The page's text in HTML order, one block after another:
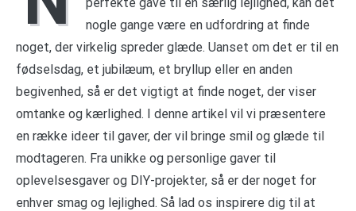
nogle gange være en udfordring at finde
noget, der virkelig spreder glæde. Uanset om det er til en
fødselsdag, et jubilæum, et bryllup eller en anden
begivenhed, så er det vigtigt at finde noget, der viser
omtanke og kærlighed. I denne artikel vil vi præsentere
en række ideer til gaver, der vil bringe smil og glæde til
modtageren. Fra unikke og personlige gaver til
oplevelsesgaver og DIY-projekter, så er der noget for
enhver smag og lejlighed. Så lad os inspirere dig til at